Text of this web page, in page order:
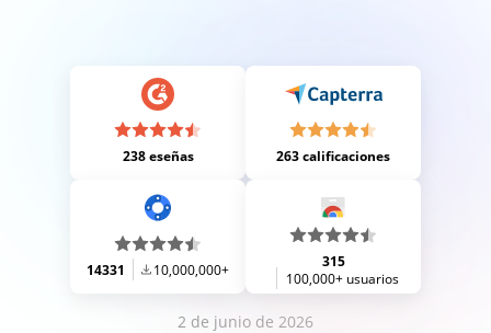
238 eseñas 263 calificaciones
14331 10,000,000+
315
100,000+ usuarios
2 de junio de 2026